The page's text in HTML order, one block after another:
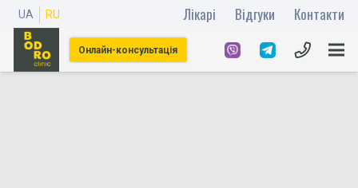
UA RU Лікарі Відгуки Контакти
Онлайн-консультація